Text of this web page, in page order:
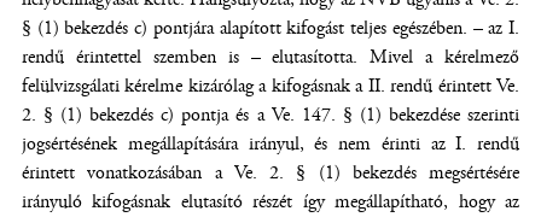
§ (1) bekezdés c) pontjára alapított kifogást teljes egészében. – az I.
rendű érintettel szemben is – elutasította. Mivel a kérelmező
felülvizsgálati kérelme kizárólag a kifogásnak a II. rendű érintett Ve.
2. § (1) bekezdés c) pontja és a Ve. 147. § (1) bekezdése szerinti
jogsértésének megállapítására irányul, és nem érinti az I. rendű
érintett vonatkozásában a Ve. 2. § (1) bekezdés megsértésére
irányuló kifogásnak elutasító részét így megállapítható, hogy az